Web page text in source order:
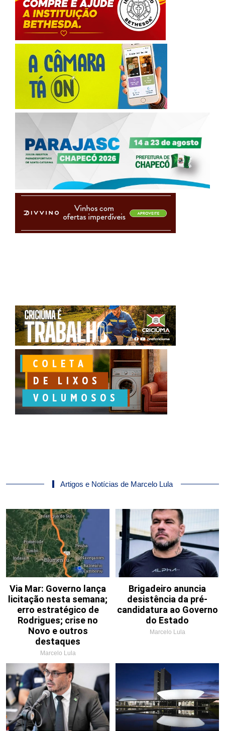
Artigos e Notícias de Marcelo Lula
Via Mar: Governo lança
licitação nesta semana;
erro estratégico de
Rodrigues; crise no
Novo e outros
destaques
Marcelo Lula
Brigadeiro anuncia
desistência da pré-
candidatura ao Governo
do Estado
Marcelo Lula